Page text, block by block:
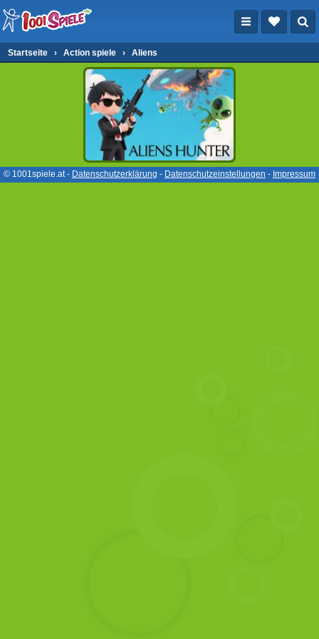
Startseite › Action spiele › Aliens
© 1001spiele.at - Datenschutzerklärung - Datenschutzeinstellungen - Impressum